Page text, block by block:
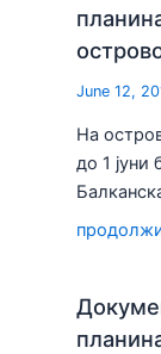
June 12,
На
до 1 јуни